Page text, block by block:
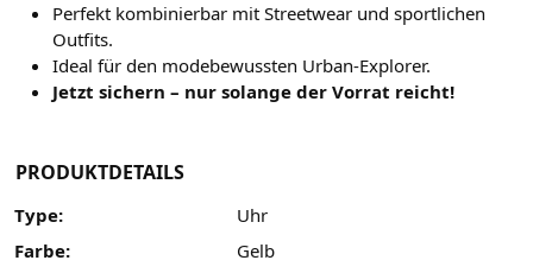
Perfekt kombinierbar mit Streetwear und sportlichen
Outfits.
Ideal für den modebewussten Urban-Explorer.
Jetzt sichern – nur solange der Vorrat reicht!
PRODUKTDETAILS
Type:
Uhr
Farbe:
Gelb